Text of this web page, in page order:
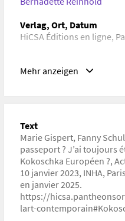
Verlag, Ort, Datum
HiCSA Éditions en ligne,
Kunstgeschichte,
URL
https://
lart-
Mehr anzeigen
Text
Marie Gispert, Fanny
passeport ? J’ai toujours
Kokoschka Européen ?,
10 janvier 2023, INHA,
en janvier 2025.
https://
lart-